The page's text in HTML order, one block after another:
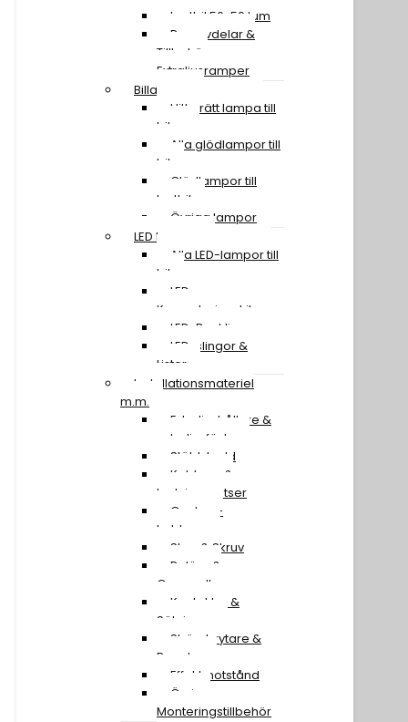
Lastbil 50-59 tum
Reservdelar &
Tillbehör
Extraljusramper
Billampor
Hitta rätt lampa till
bilen
Alla glödlampor till
bil
Glödlampor till
lastbil
Övriga lampor
LED Lampor
Alla LED-lampor till
bil
LED
Konverteringskit
LED-Backljus
LED-slingor &
Lister
Installationsmateriel
m.m.
Extraljushållare &
extraljusfäste
Stöldskydd
Kablage &
Ledningssatser
Canbus-
kablage
Stag & Skruv
Reläer &
Omvandlare
Kontakter &
Säkringar
Strömbrytare &
Paneler
Effektmotstånd
Övriga
Monteringstillbehör